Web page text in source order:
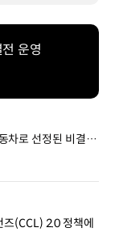
운영
차로 선정된 비결은
즈(CCL) 2.0 정책에